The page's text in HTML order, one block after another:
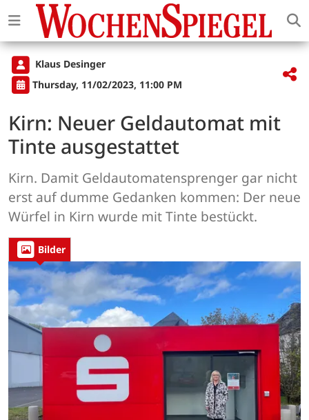
Klaus Desinger
Thursday, 11/02/2023, 11:00 PM
Kirn: Neuer Geldautomat mit
Tinte ausgestattet
Kirn. Damit Geldautomatensprenger gar nicht
erst auf dumme Gedanken kommen: Der neue
Würfel in Kirn wurde mit Tinte bestückt.
Bilder